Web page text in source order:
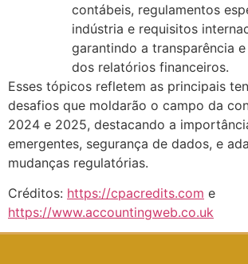
contábeis, regulamentos
indústria e requisitos
garantindo a transparência
dos relatórios financeiros​.
Esses tópicos refletem as principais
desafios que moldarão o campo da
2024 e 2025, destacando a
emergentes, segurança de dados, e
mudanças regulatórias.
Créditos: https://cpacredits.com e
https://www.accountingweb.co.uk